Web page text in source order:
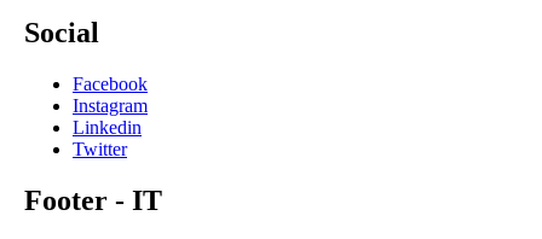
Social
Facebook
Instagram
Linkedin
Twitter
Footer - IT